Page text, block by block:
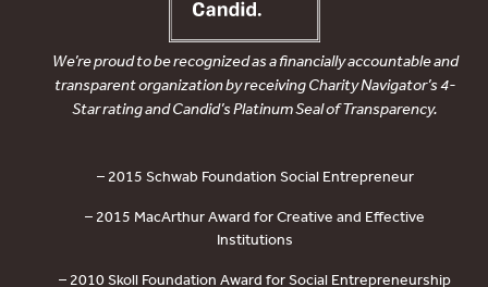
We’re proud to be recognized as a financially accountable and
transparent organization by receiving Charity Navigator’s 4-
Star rating and Candid’s Platinum Seal of Transparency.
– 2015 Schwab Foundation Social Entrepreneur
– 2015 MacArthur Award for Creative and Effective
Institutions
– 2010 Skoll Foundation Award for Social Entrepreneurship